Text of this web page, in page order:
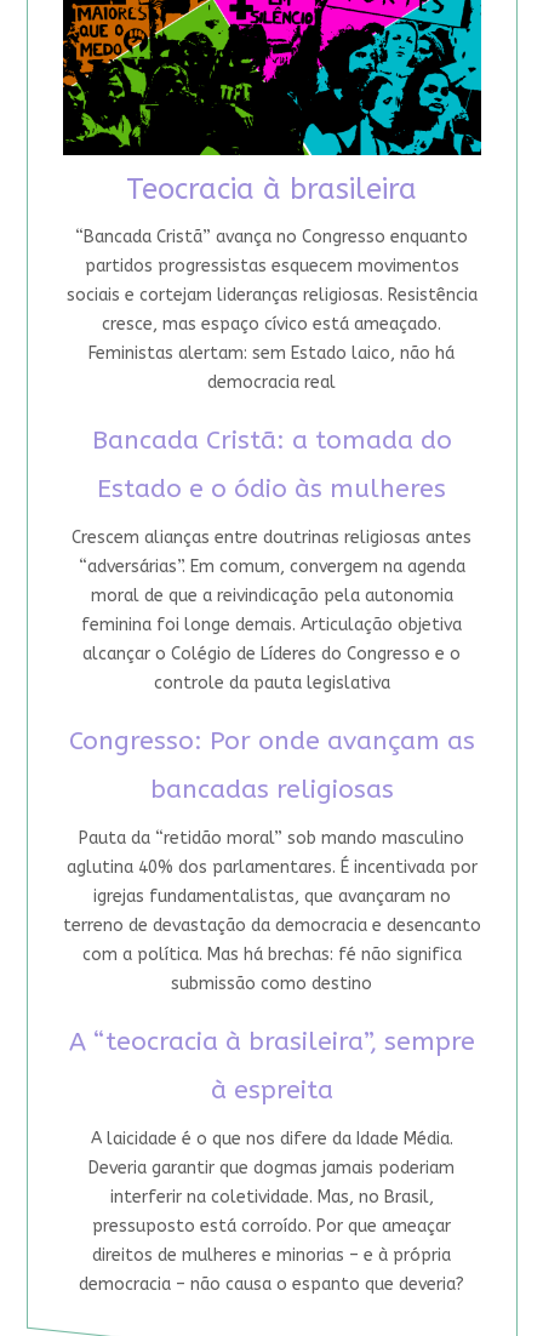
Teocracia à brasileira
“Bancada Cristã” avança no Congresso enquanto
partidos progressistas esquecem movimentos
sociais e cortejam lideranças religiosas. Resistência
cresce, mas espaço cívico está ameaçado.
Feministas alertam: sem Estado laico, não há
democracia real
Bancada Cristã: a tomada do
Estado e o ódio às mulheres
Crescem alianças entre doutrinas religiosas antes
“adversárias”. Em comum, convergem na agenda
moral de que a reivindicação pela autonomia
feminina foi longe demais. Articulação objetiva
alcançar o Colégio de Líderes do Congresso e o
controle da pauta legislativa
Congresso: Por onde avançam as
bancadas religiosas
Pauta da “retidão moral” sob mando masculino
aglutina 40% dos parlamentares. É incentivada por
igrejas fundamentalistas, que avançaram no
terreno de devastação da democracia e desencanto
com a política. Mas há brechas: fé não significa
submissão como destino
A “teocracia à brasileira”, sempre
à espreita
A laicidade é o que nos difere da Idade Média.
Deveria garantir que dogmas jamais poderiam
interferir na coletividade. Mas, no Brasil,
pressuposto está corroído. Por que ameaçar
direitos de mulheres e minorias – e à própria
democracia – não causa o espanto que deveria?